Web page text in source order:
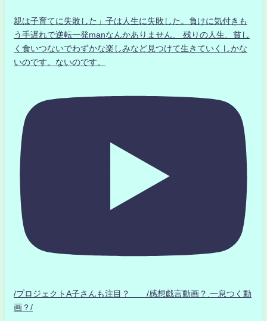
親は子育てに失敗した」子は人生に失敗した。負けに気付きも
う手遅れで逆転一発manなんかありません、 残りの人生、貧し
く食いつないでわずかな楽しみなど見つけて生きていくしかな
いのです。ないのです。
/プロジェクトA子さんも注目？ /感想戯言動画？.一息つく動
画？/